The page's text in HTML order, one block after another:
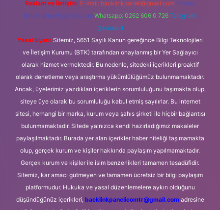
Reklam ve İletişim: E-mail: backlinkpaneli@gmail.com Teams:
forumhizmeti@gmail.com Whatsapp: 0262 606 0 726 Telegram:
@karabul
Yasal Uyarı: Sitemiz, 5651 Sayılı Kanun gereğince Bilgi Teknolojileri
ve İletişim Kurumu (BTK) tarafından onaylanmış bir Yer Sağlayıcı
olarak hizmet vermektedir. Bu nedenle, sitedeki içerikleri proaktif
olarak denetleme veya araştırma yükümlülüğümüz bulunmamaktadır.
Ancak, üyelerimiz yazdıkları içeriklerin sorumluluğunu taşımakta olup,
siteye üye olarak bu sorumluluğu kabul etmiş sayılırlar. Bu internet
sitesi, herhangi bir marka, kurum veya şahıs şirketi ile hiçbir bağlantısı
bulunmamaktadır. Sitede yalnızca kendi hazırladığımız makaleler
paylaşılmaktadır. Burada yer alan içerikler haber niteliği taşımamakta
olup, gerçek kurum ve kişiler hakkında paylaşım yapılmamaktadır.
Gerçek kurum ve kişiler ile isim benzerlikleri tamamen tesadüfidir.
Sitemiz, kar amacı gütmeyen ve tamamen ücretsiz bir bilgi paylaşım
platformudur. Hukuka ve yasal düzenlemelere aykırı olduğunu
düşündüğünüz içerikleri, backlinkpanelicomtr@gmail.comadresine